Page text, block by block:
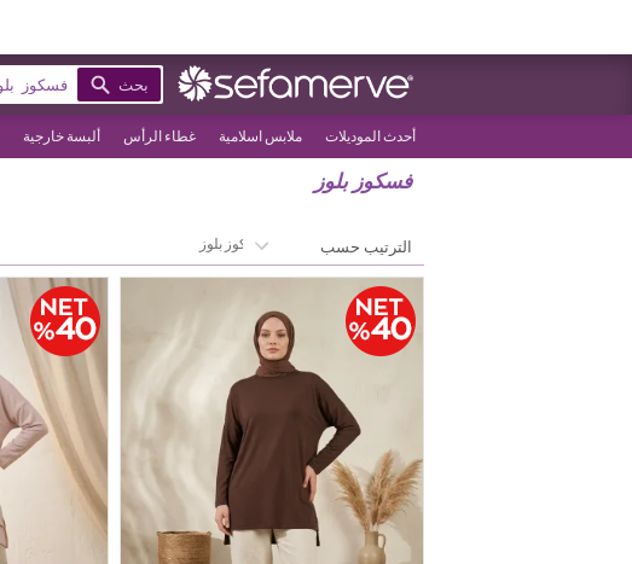
بحث
أحدث الموديلات ملابس اسلامية غطاء الرأس ألبسة خارجية
فسكوز بلوز
الصفحة الرئيسية فسكوز بلوز